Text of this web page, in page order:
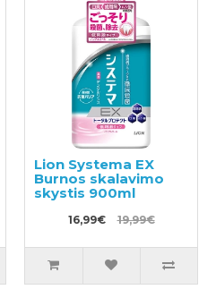
Lion Systema EX
Burnos skalavimo
skystis 900ml
16,99€ 19,99€